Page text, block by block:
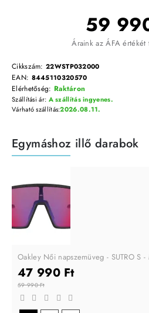
59
Áraink az ÁFA értékét
Cikkszám: 22WSTP032000
EAN: 8445110320570
Elérhetőség: Raktáron
Várható szállítás:2026.08.11.
Szállítási ár: A szállítás ingyenes.
Egymáshoz illő darabok
Oakley Női napszemüveg - SUTRO S
47 990 Ft
59 990 Ft